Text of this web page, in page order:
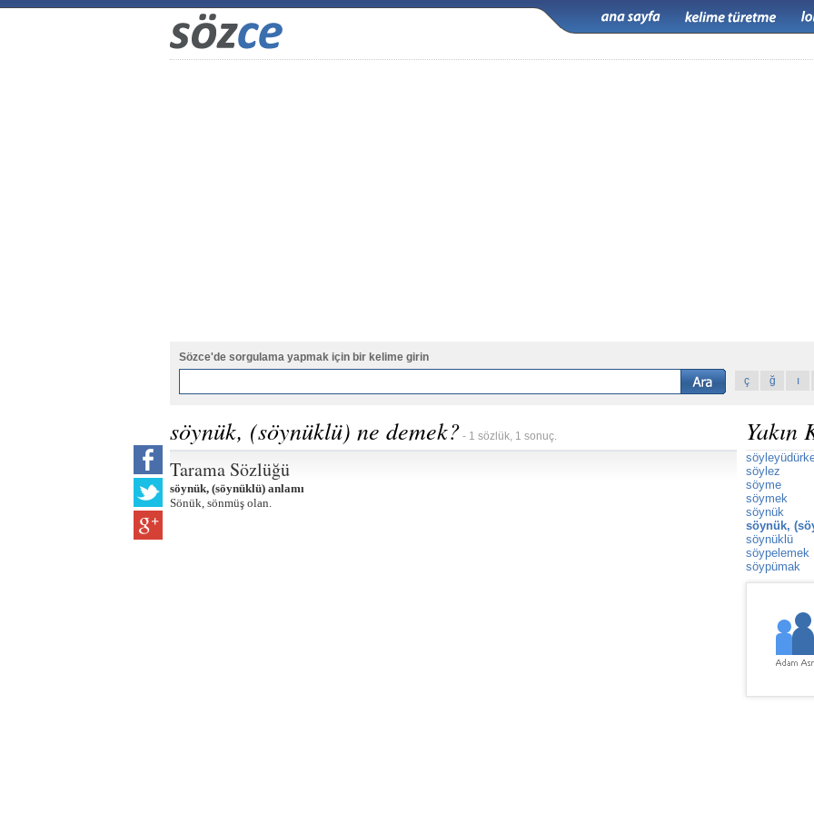
Sözce'de sorgulama yapmak için bir kelime girin
ç
ğ ı
söynük, (söynüklü) ne demek? - 1 sözlük, 1 sonuç.
Tarama Sözlüğü
söynük, (söynüklü) anlamı
Sönük, sönmüş olan.
Yakın
söylez
söyme
söymek
söynük
söynük,
söynüklü
söypelemek
söypümak